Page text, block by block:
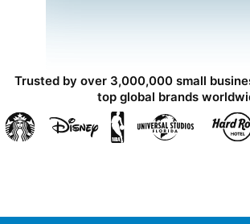
Trusted by over 3,000,000 small
top global brands